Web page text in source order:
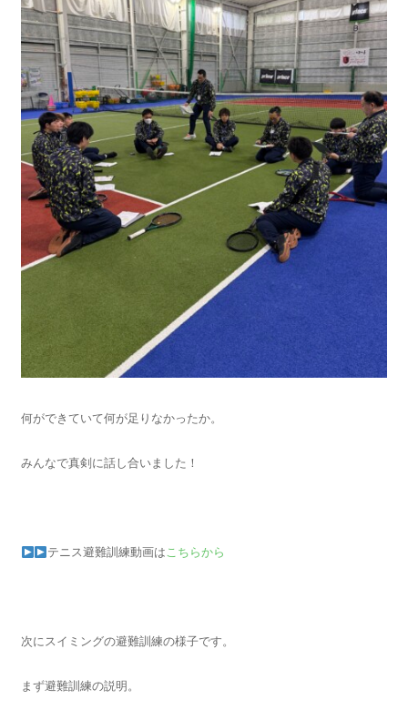
何ができていて何が足りなかったか。
みんなで真剣に話し合いました！
テニス避難訓練動画はこちらから
次にスイミングの避難訓練の様子です。
まず避難訓練の説明。